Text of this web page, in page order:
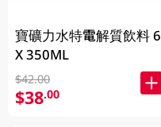
寶礦力水特電解質飲料 6
X 350ML
$42.00
$38.00